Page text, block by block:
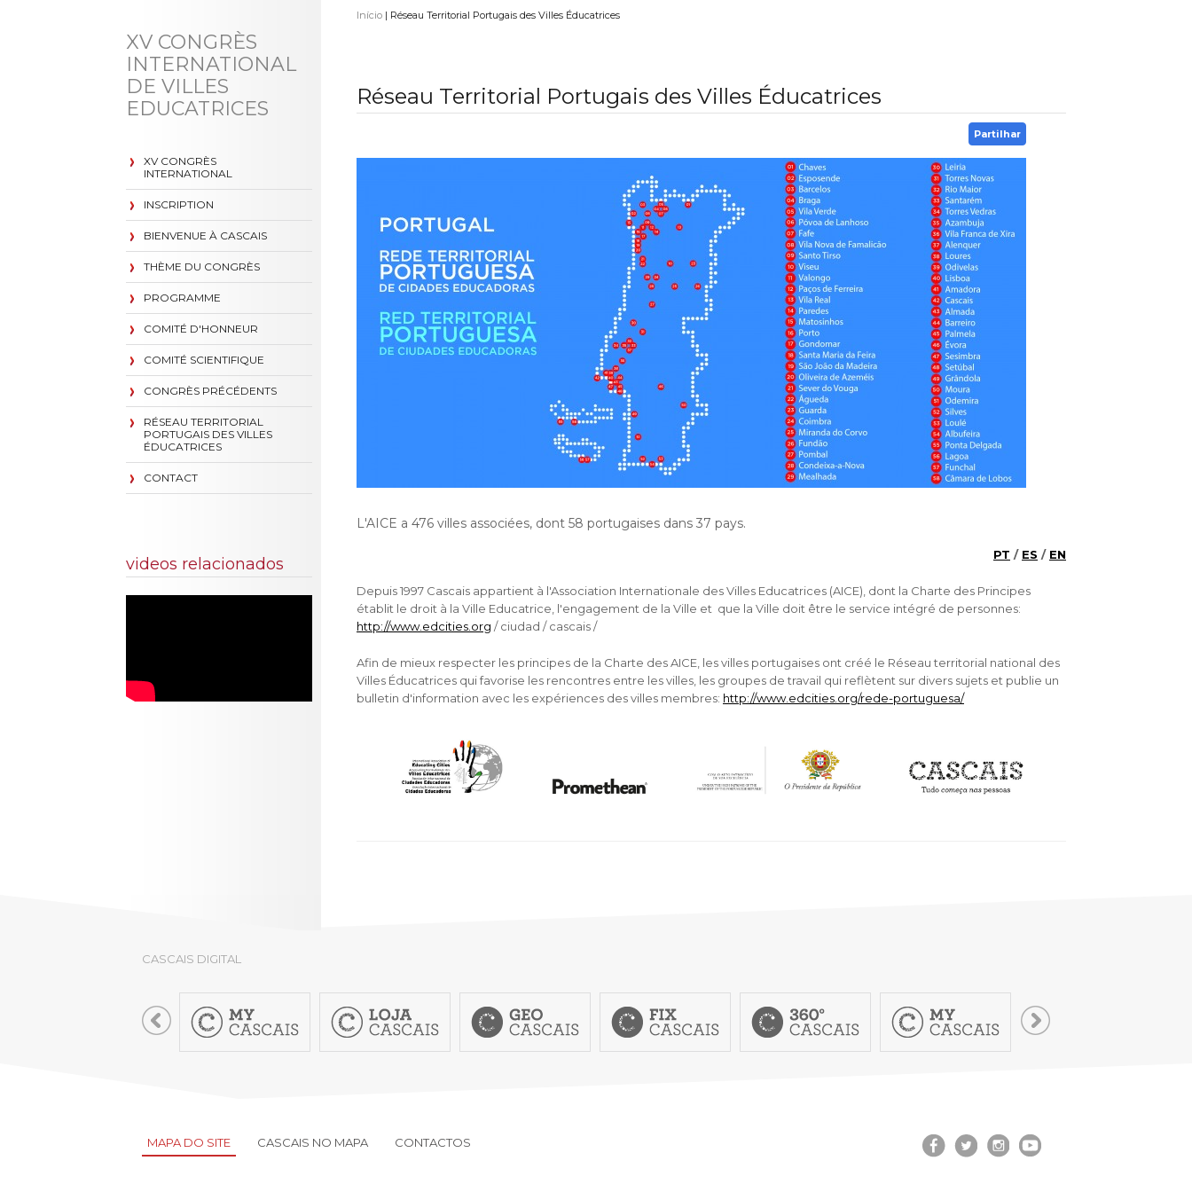
XV CONGRÈS
INTERNATIONAL
DE VILLES
EDUCATRICES
XV CONGRÈS
INTERNATIONAL
INSCRIPTION
BIENVENUE À CASCAIS
THÈME DU CONGRÈS
PROGRAMME
COMITÉ D'HONNEUR
COMITÉ SCIENTIFIQUE
CONGRÈS PRÉCÉDENTS
RÉSEAU TERRITORIAL
PORTUGAIS DES VILLES
ÉDUCATRICES
CONTACT
videos relacionados
Início | Réseau Territorial Portugais des Villes Éducatrices
Réseau Territorial Portugais des Villes Éducatrices
Partilhar
L'AICE a 476 villes associées, dont 58 portugaises dans 37 pays.
PT / ES / EN
Depuis 1997 Cascais appartient à l'Association Internationale des Villes Educatrices (AICE), dont la Charte des Principes
établit le droit à la Ville Educatrice, l'engagement de la Ville et que la Ville doit être le service intégré de personnes:
http://www.edcities.org / ciudad / cascais /
Afin de mieux respecter les principes de la Charte des AICE, les villes portugaises ont créé le Réseau territorial national des
Villes Éducatrices qui favorise les rencontres entre les villes, les groupes de travail qui reflètent sur divers sujets et publie un
bulletin d'information avec les expériences des villes membres: http://www.edcities.org/rede-portuguesa/
CASCAIS DIGITAL
MAPA DO SITE CASCAIS NO MAPA CONTACTOS